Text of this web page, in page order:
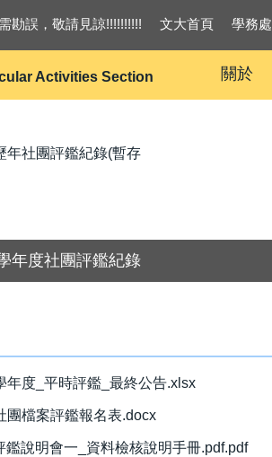
Activities Section
勘誤，敬請見諒!!!!!!!!!! 文大首頁 學務處
關於
年社團評鑑紀錄(暫存
年度社團評鑑紀錄
年度_平時評鑑_最終公告.xlsx
團檔案評鑑報名表.docx
鑑說明會一_資料檢核說明手冊.pdf.pdf